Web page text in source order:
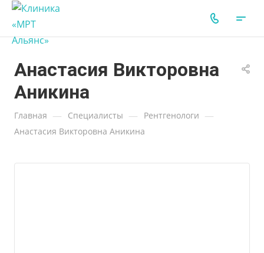
Анастасия Викторовна
Аникина
Главная — Специалисты — Рентгенологи —
Анастасия Викторовна Аникина